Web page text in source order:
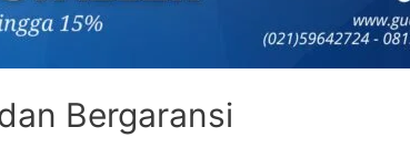
Bergaransi